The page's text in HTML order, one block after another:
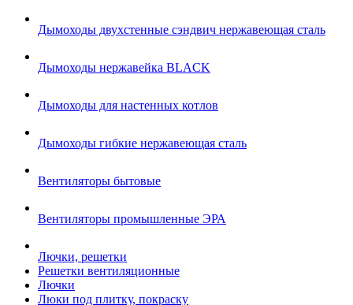
Дымоходы двухстенные сэндвич нержавеющая сталь
Дымоходы нержавейка BLACK
Дымоходы для настенных котлов
Дымоходы гибкие нержавеющая сталь
Вентиляторы бытовые
Вентиляторы промышленные ЭРА
Лючки, решетки
Решетки вентиляционные
Лючки
Люки под плитку, покраску